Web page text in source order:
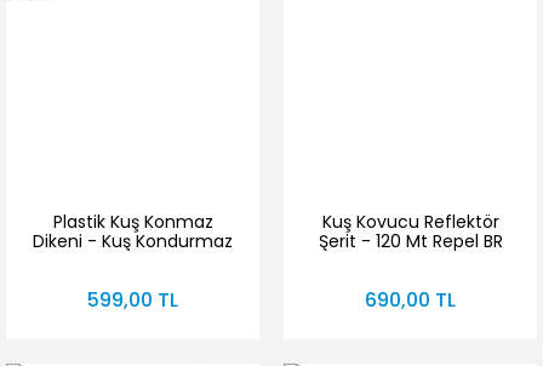
Plastik Kuş Konmaz
Dikeni - Kuş Kondurmaz
599,00 TL
Kuş Kovucu Reflektör
Şerit - 120 Mt Repel BR
690,00 TL